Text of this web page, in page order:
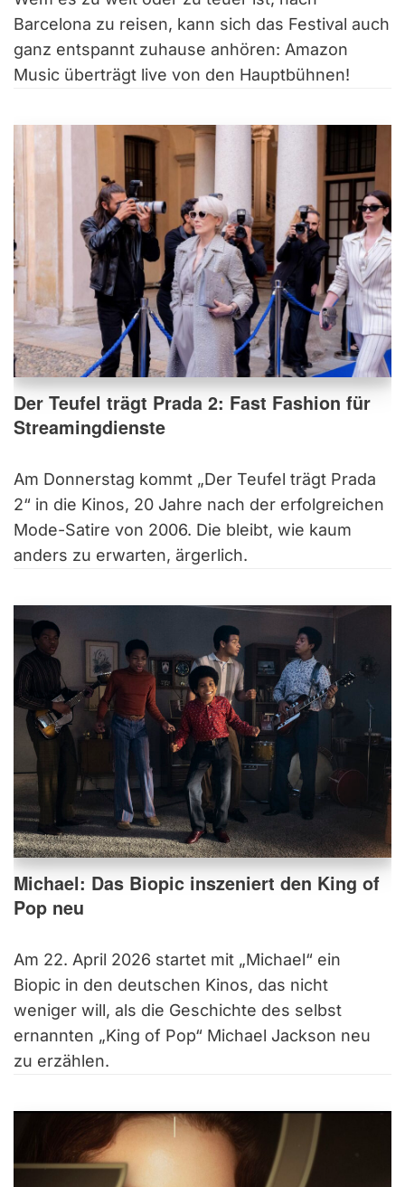
Barcelona zu reisen, kann sich das Festival auch
ganz entspannt zuhause anhören: Amazon
Music überträgt live von den Hauptbühnen!
Der Teufel trägt Prada 2: Fast Fashion für
Streamingdienste
Am Donnerstag kommt „Der Teufel trägt Prada
2“ in die Kinos, 20 Jahre nach der erfolgreichen
Mode-Satire von 2006. Die bleibt, wie kaum
anders zu erwarten, ärgerlich.
Michael: Das Biopic inszeniert den King of
Pop neu
Am 22. April 2026 startet mit „Michael“ ein
Biopic in den deutschen Kinos, das nicht
weniger will, als die Geschichte des selbst
ernannten „King of Pop“ Michael Jackson neu
zu erzählen.